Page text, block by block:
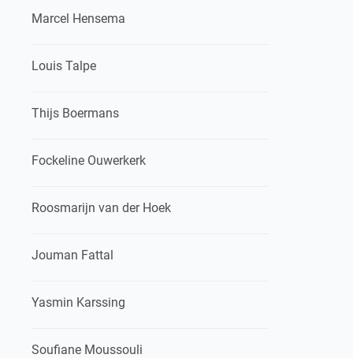
Marcel Hensema
Louis Talpe
Thijs Boermans
Fockeline Ouwerkerk
Roosmarijn van der Hoek
Jouman Fattal
Yasmin Karssing
Soufiane Moussouli